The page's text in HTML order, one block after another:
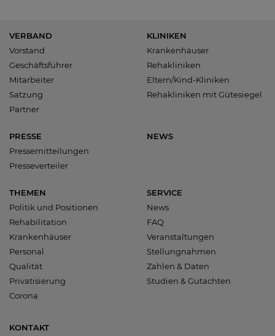
VERBAND
Vorstand
Geschäftsführer
Mitarbeiter
Satzung
Partner
KLINIKEN
Krankenhäuser
Rehakliniken
Eltern/Kind-Kliniken
Rehakliniken mit Gütesiegel
PRESSE
Pressemitteilungen
Presseverteiler
NEWS
THEMEN
Politik und Positionen
Rehabilitation
Krankenhäuser
Personal
Qualität
Privatisierung
Corona
SERVICE
News
FAQ
Veranstaltungen
Stellungnahmen
Zahlen & Daten
Studien & Gutachten
KONTAKT